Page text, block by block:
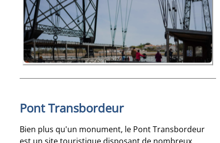
Pont Transbordeur
Bien plus qu'un monument, le Pont Transbordeur